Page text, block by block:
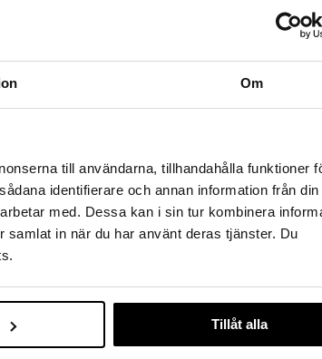
Om
till användarna, tillhandahålla funktioner
identifierare och annan information från din
med. Dessa kan i sin tur kombinera
samlat in när du har använt deras tjänster. Du
Tillåt alla
i två
i
EAA
Bomb